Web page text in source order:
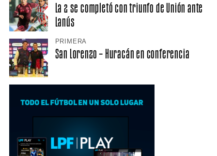
La 2 se completó con triunfo de Unión ante
Lanús
PRIMERA
San Lorenzo – Huracán en conferencia